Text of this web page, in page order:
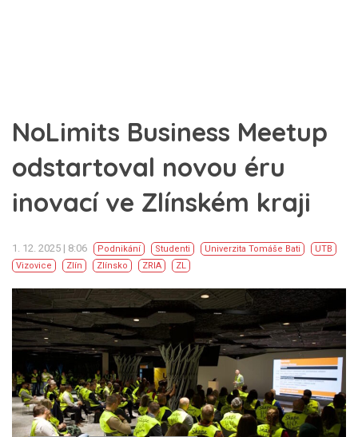
NoLimits Business Meetup
odstartoval novou éru
inovací ve Zlínském kraji
1. 12. 2025 | 8:06 Podnikání Studenti Univerzita Tomáše Bati
UTB
Vizovice
Zlín Zlínsko ZRIA ZL